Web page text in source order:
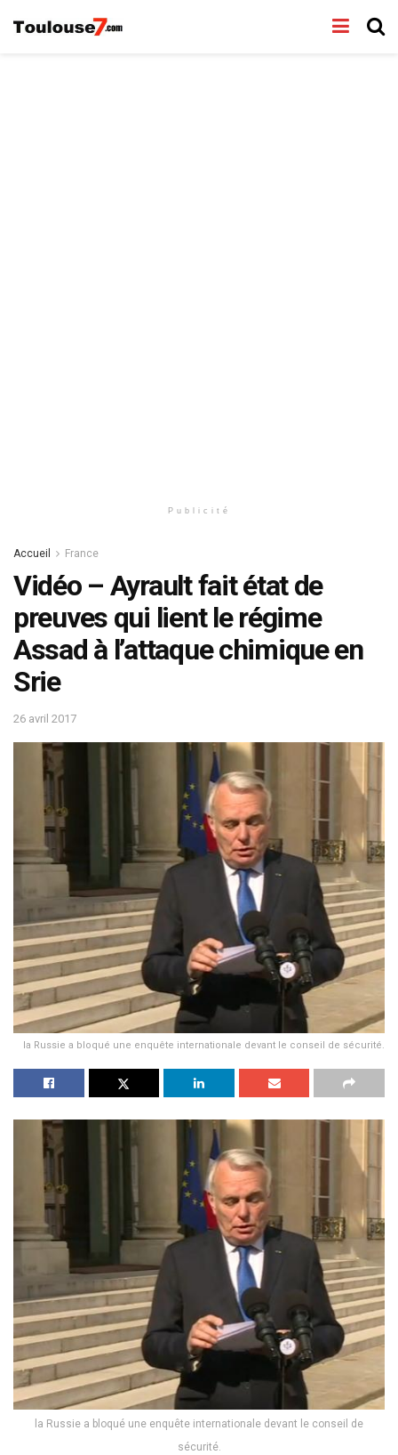
Publicité
Accueil France
Vidéo – Ayrault fait état de
preuves qui lient le régime
Assad à l’attaque chimique en
Srie
26 avril 2017
la Russie a bloqué une enquête internationale devant le conseil de sécurité.
la Russie a bloqué une enquête internationale devant le conseil de
sécurité.